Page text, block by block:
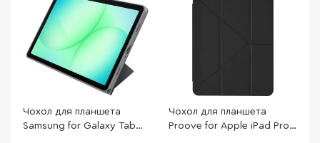
Чохол для планшета
Samsung for Galaxy Tab
Чохол для планшета
Proove for Apple iPad Pro